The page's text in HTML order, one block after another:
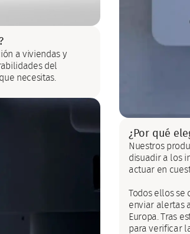
a viviendas y
del
necesitas.
¿Por qué
Nuestros
disuadir a los
actuar en
Todos ellos se
enviar alertas
Europa. Tras
para verificar